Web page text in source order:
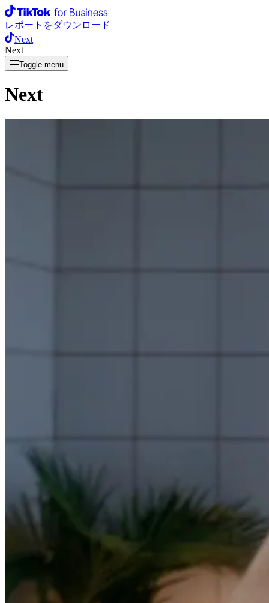
レポートをダウンロード
Next
Next
Toggle menu
Next